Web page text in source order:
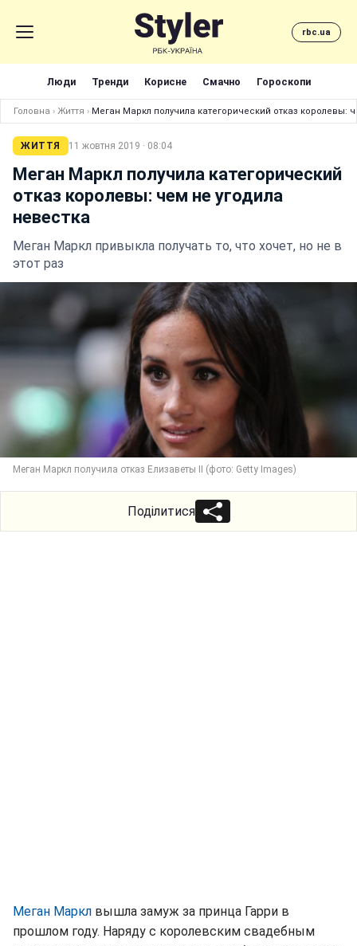
rbc.ua
Люди Тренди Корисне Смачно Гороскопи
Головна › Життя › Меган Маркл получила категорический отказ королевы:
ЖИТТЯ 11 жовтня 2019 · 08:04
Меган Маркл получила категорический
отказ королевы: чем не угодила
невестка
Меган Маркл привыкла получать то, что хочет, но не в
этот раз
Меган Маркл получила отказ Елизаветы II (фото: Getty Images)
Поділитися
Меган Маркл вышла замуж за принца Гарри в
прошлом году. Наряду с королевским свадебным